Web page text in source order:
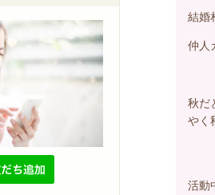
結婚
仲人
秋だ
やく
活動